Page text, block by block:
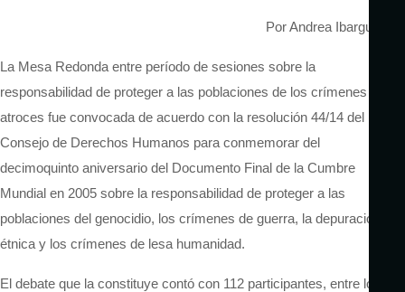
Por Andrea Ibarguren
La Mesa Redonda entre período de sesiones sobre la
responsabilidad de proteger a las poblaciones de los crímenes
atroces fue convocada de acuerdo con la resolución 44/14 del
Consejo de Derechos Humanos para conmemorar del
decimoquinto aniversario del Documento Final de la Cumbre
Mundial en 2005 sobre la responsabilidad de proteger a las
poblaciones del genocidio, los crímenes de guerra, la depuración
étnica y los crímenes de lesa humanidad.
El debate que la constituye contó con 112 participantes, entre los